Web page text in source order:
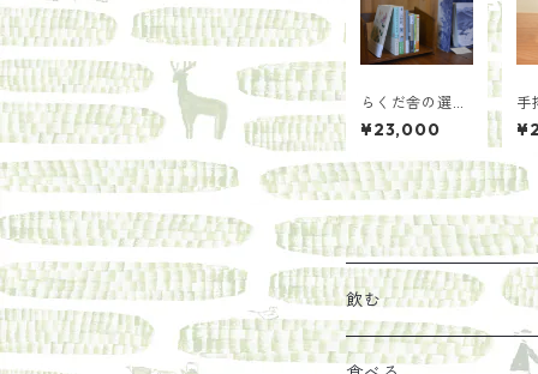
らくだ舎の選書
「海」
¥23,000
手
製
舎
飲む